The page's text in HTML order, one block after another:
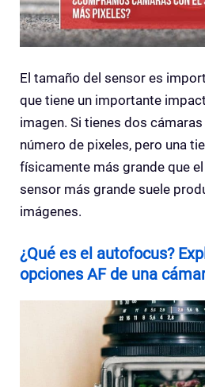
El tamaño del sensor es
que tiene un importante
imagen. Si tienes dos
número de pixeles, pero una
físicamente más grande que
sensor más grande suele
imágenes.
¿Qué es el autofocus?
opciones AF de una